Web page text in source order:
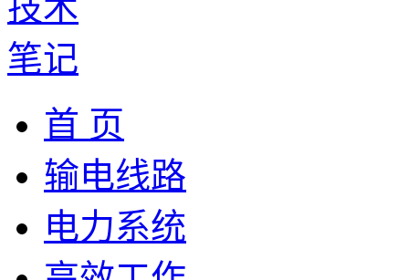
首 页
输电线路
电力系统